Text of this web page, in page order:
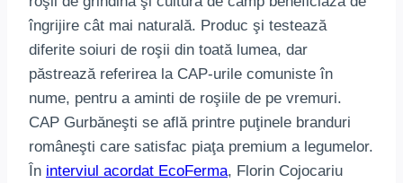
îngrijire cât mai naturală. Produc şi testează
diferite soiuri de roşii din toată lumea, dar
păstrează referirea la CAP-urile comuniste în
nume, pentru a aminti de roşiile de pe vremuri.
CAP Gurbăneşti se află printre puţinele branduri
româneşti care satisfac piaţa premium a legumelor.
În interviul acordat EcoFerma, Florin Cojocariu